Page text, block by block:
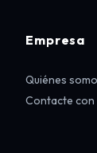
Empresa
Quiénes
Contacte